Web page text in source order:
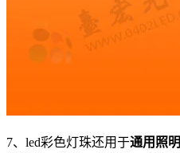
7、led彩色灯珠还用于通用照明